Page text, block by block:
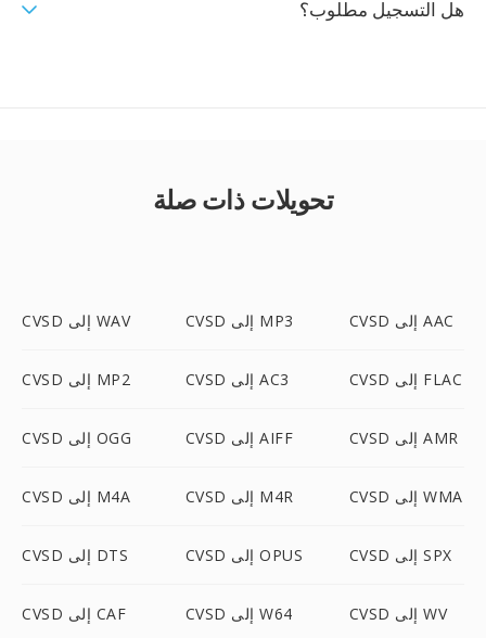
هل التسجيل مطلوب؟
تحويلات ذات صلة
CVSD إلى WAV CVSD إلى MP3 CVSD إلى AAC
CVSD إلى MP2 CVSD إلى AC3 CVSD إلى FLAC
CVSD إلى OGG CVSD إلى AIFF CVSD إلى AMR
CVSD إلى M4A CVSD إلى M4R CVSD إلى WMA
CVSD إلى DTS CVSD إلى OPUS CVSD إلى SPX
CVSD إلى CAF CVSD إلى W64 CVSD إلى WV